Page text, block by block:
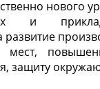
нового
и
мест,
защиту